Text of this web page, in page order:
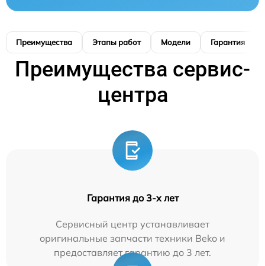
Преимущества Этапы работ Модели Гарантия
Преимущества сервис-
центра
Гарантия до 3-х лет
Сервисный центр устанавливает
оригинальные запчасти техники Beko и
предоставляет гарантию до 3 лет.